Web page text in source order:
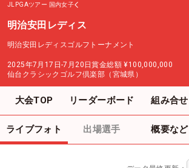
JLPGAツアー 国内女子
明治安田レディス
明治安田レディスゴルフトーナメント
2025年7月17日-7月20日賞金総額 ¥100,000,000
仙台クラシックゴルフ倶楽部（宮城県）
大会TOP リーダーボード 組み合せ
ライブフォト 出場選手 概要など